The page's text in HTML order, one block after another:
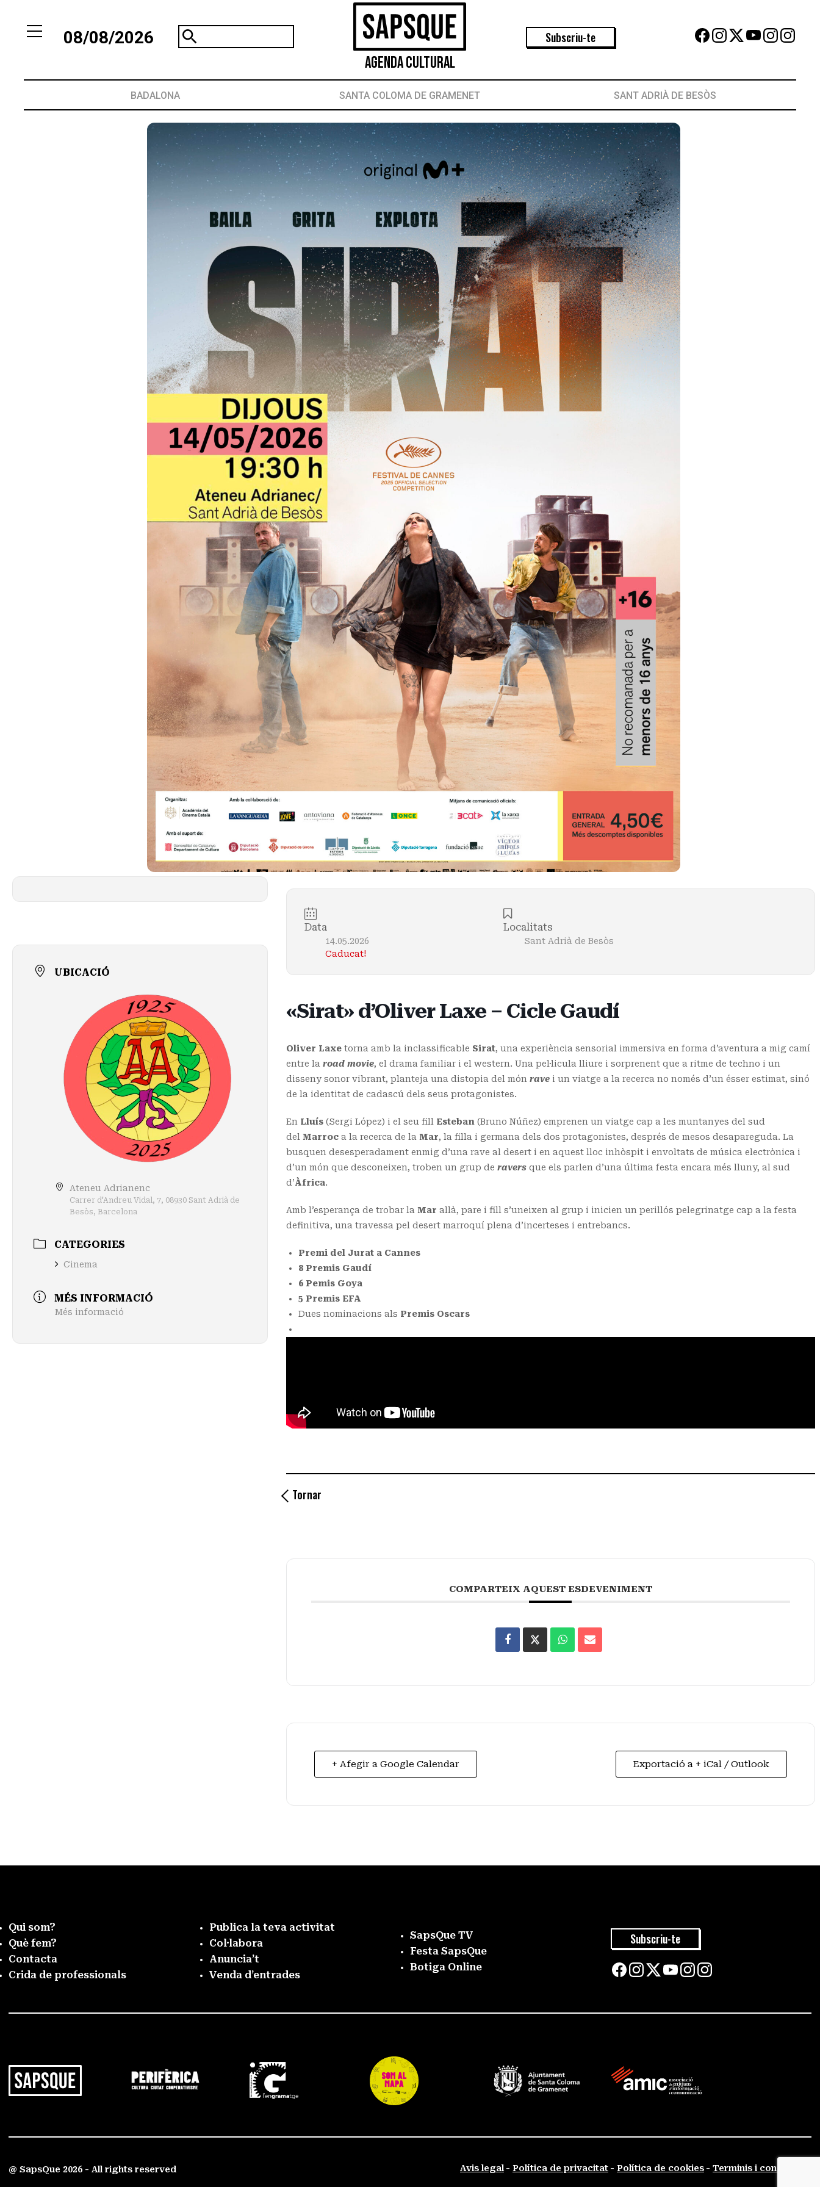
08/08/2026
Agenda Cultural
Subscriu-te
BADALONA SANTA COLOMA DE GRAMENET SANT ADRIÀ DE BESÒS
UBICACIÓ
Ateneu Adrianenc
Carrer d'Andreu Vidal, 7, 08930 Sant Adrià de
Besòs, Barcelona
CATEGORIES
Cinema
MÉS INFORMACIÓ
Més informació
Data
14.05.2026
Caducat!
Localitats
Sant Adrià de Besòs
«Sirat» d’Oliver Laxe – Cicle Gaudí
Oliver Laxetorna amb la inclassificable Sirat, una experiència sensorial immersiva en forma d’aventura a mig camí
entre la road movie, el drama familiar i el western. Una pel·licula lliure i sorprenent que a ritme de techno i un
disseny sonor vibrant, planteja una distopia del món rave i un viatge a la recerca no només d’un ésser estimat, sinó
de la identitat de cadascú dels seus protagonistes.
En Lluís (Sergi López) i el seu fill Esteban (Bruno Núñez) emprenen un viatge cap a les muntanyes del sud
del Marroc a la recerca de la Mar, la filla i germana dels dos protagonistes, després de mesos desapareguda. La
busquen desesperadament enmig d’una rave al desert i en aquest lloc inhòspit i envoltats de música electrònica i
d’un món que desconeixen, troben un grup de ravers que els parlen d’una última festa encara més lluny, al sud
d’Àfrica.
Amb l’esperança de trobar la Mar allà, pare i fill s’uneixen al grup i inicien un perillós pelegrinatge cap a la festa
definitiva, una travessa pel desert marroquí plena d’incerteses i entrebancs.
Premi del Jurat a Cannes
8 Premis Gaudí
6 Pemis Goya
5 Premis EFA
Dues nominacions als Premis Oscars
Tornar
COMPARTEIX AQUEST ESDEVENIMENT
+ Afegir a Google Calendar Exportació a + iCal / Outlook
Qui som?
Què fem?
Contacta
Crida de professionals
Publica la teva activitat
Col·labora
Anuncia’t
Venda d’entrades
SapsQue TV
Festa SapsQue
Botiga Online
Subscriu-te
@ SapsQue 2026 - All rights reserved Avis legal Política de privacitat Política de cookies Terminis i condicions